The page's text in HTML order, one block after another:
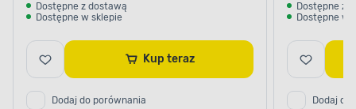
Dostępne z dostawą
Dostępne w sklepie
Kup teraz
Dodaj do porównania
Dostępne z
Dostępne w
Dodaj do